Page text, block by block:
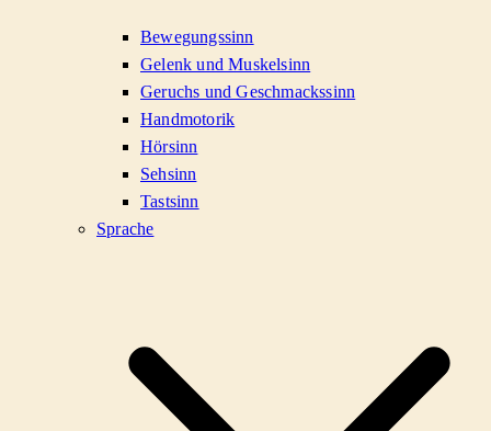
Bewegungssinn
Gelenk und Muskelsinn
Geruchs und Geschmackssinn
Handmotorik
Hörsinn
Sehsinn
Tastsinn
Sprache